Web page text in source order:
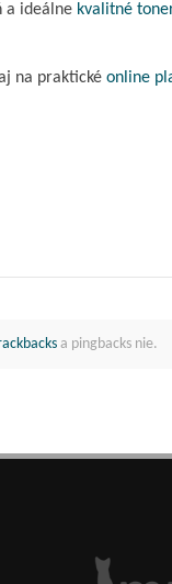
a ideálne kvalitné
na praktické online
a pingbacks nie.